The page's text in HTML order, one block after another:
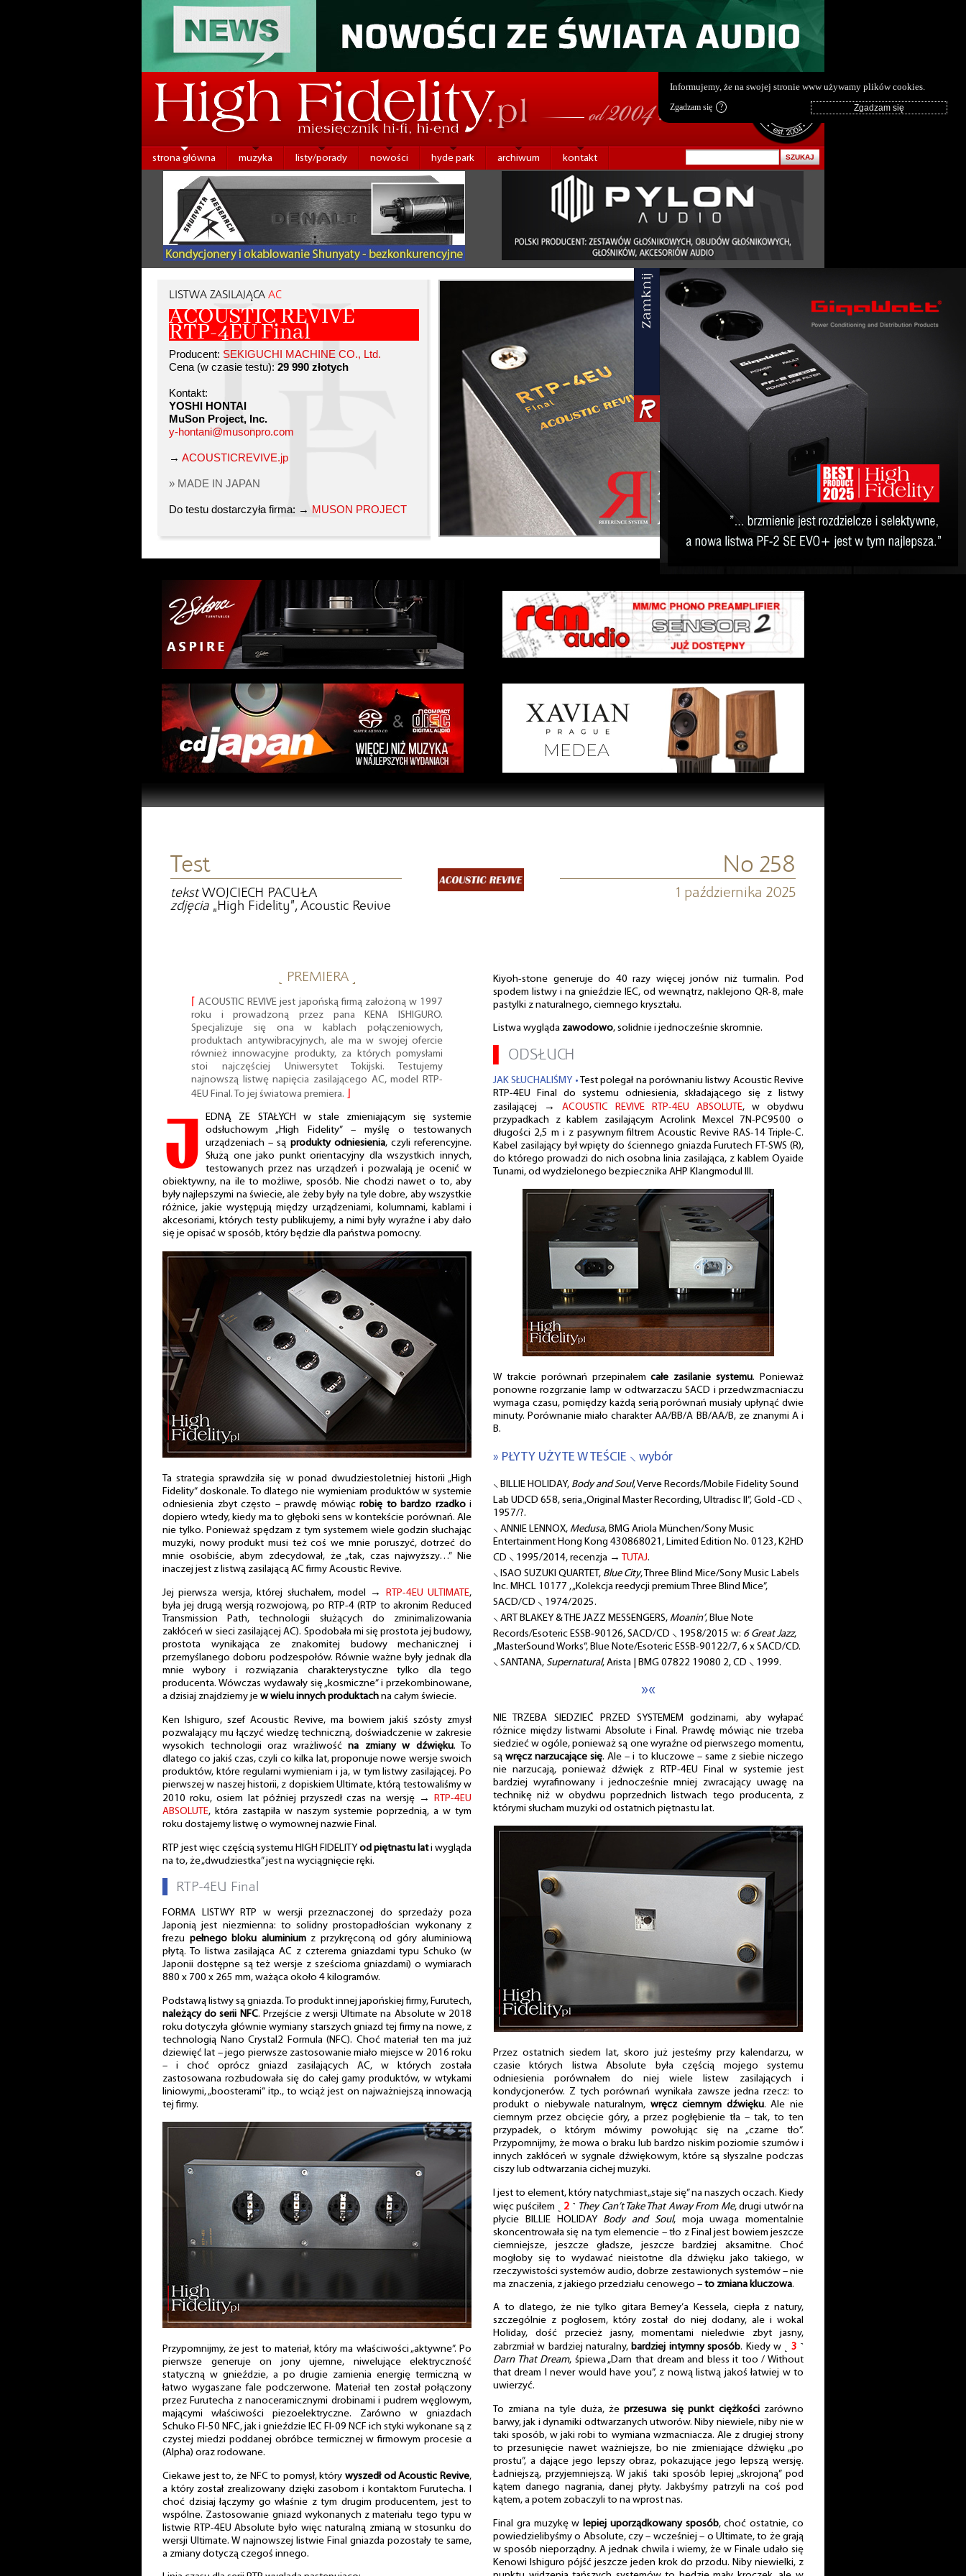
strona główna muzyka listy/porady nowości hyde park archiwum kontakt
LISTWA ZASILAJĄCA AC
ACOUSTIC REVIVE
RTP-4EU Final
Producent: SEKIGUCHI MACHINE CO., Ltd.
Cena (w czasie testu): 29 990 złotych
Kontakt:
YOSHI HONTAI
MuSon Project, Inc.
y-hontani@musonpro.com
→ ACOUSTICREVIVE.jp
» MADE IN JAPAN
Do testu dostarczyła firma: → MUSON PROJECT
Test
tekstWOJCIECH PACUŁA
zdjęcia „High Fidelity”, Acoustic Revive
No 258
1 października 2025
˻ PREMIERA ˼
⌈ACOUSTIC REVIVE jest japońską firmą założoną w 1997
roku i prowadzoną przez pana KENA ISHIGURO.
Specjalizuje się ona w kablach połączeniowych,
produktach antywibracyjnych, ale ma w swojej ofercie
również innowacyjne produkty, za których pomysłami
stoi najczęściej Uniwersytet Tokijski. Testujemy
najnowszą listwę napięcia zasilającego AC, model RTP-
4EU Final. To jej światowa premiera.
J
EDNĄ ZE STAŁYCH w stale zmieniającym się systemie
odsłuchowym „High Fidelity” – myślę o testowanych
urządzeniach – są produkty odniesienia, czyli referencyjne.
Służą one jako punkt orientacyjny dla wszystkich innych,
testowanych przez nas urządzeń i pozwalają je ocenić w
obiektywny, na ile to możliwe, sposób. Nie chodzi nawet o to, aby
były najlepszymi na świecie, ale żeby były na tyle dobre, aby wszystkie
różnice, jakie występują między urządzeniami, kolumnami, kablami i
akcesoriami, których testy publikujemy, a nimi były wyraźne i aby dało
się je opisać w sposób, który będzie dla państwa pomocny.
Ta strategia sprawdziła się w ponad dwudziestoletniej historii „High
Fidelity” doskonale. To dlatego nie wymieniam produktów w systemie
odniesienia zbyt często – prawdę mówiąc robię to bardzo rzadkoi
dopiero wtedy, kiedy ma to głęboki sens w kontekście porównań. Ale
nie tylko. Ponieważ spędzam z tym systemem wiele godzin słuchając
muzyki, nowy produkt musi też coś we mnie poruszyć, dotrzeć do
mnie osobiście, abym zdecydował, że „tak, czas najwyższy…” Nie
inaczej jest z listwą zasilającą AC firmy Acoustic Revive.
Jej pierwsza wersja, której słuchałem, model → RTP-4EU ULTIMATE,
była jej drugą wersją rozwojową, po RTP-4 (RTP to akronim Reduced
Transmission Path, technologii służących do zminimalizowania
zakłóceń w sieci zasilającej AC). Spodobała mi się prostota jej budowy,
prostota wynikająca ze znakomitej budowy mechanicznej i
przemyślanego doboru podzespołów. Równie ważne były jednak dla
mnie wybory i rozwiązania charakterystyczne tylko dla tego
producenta. Wówczas wydawały się „kosmiczne” i przekombinowane,
a dzisiaj znajdziemy je w wielu innych produktach na całym świecie.
Ken Ishiguro, szef Acoustic Revive, ma bowiem jakiś szósty zmysł
pozwalający mu łączyć wiedzę techniczną, doświadczenie w zakresie
wysokich technologii oraz wrażliwość na zmiany w dźwięku. To
dlatego co jakiś czas, czyli co kilka lat, proponuje nowe wersje swoich
produktów, które regularni wymieniam i ja, w tym listwy zasilającej. Po
pierwszej w naszej historii, z dopiskiem Ultimate, którą testowaliśmy w
2010 roku, osiem lat później przyszedł czas na wersję →
RTP-4EU
ABSOLUTE, która zastąpiła w naszym systemie poprzednią, a w tym
roku dostajemy listwę o wymownej nazwie Final.
RTP jest więc częścią systemu HIGH FIDELITYod piętnastu lati wygląda
na to, że „dwudziestka” jest na wyciągnięcie ręki.
RTP-4EU Final
FORMA LISTWY RTP w wersji przeznaczonej do sprzedaży poza
Japonią jest niezmienna: to solidny prostopadłościan wykonany z
frezu pełnego bloku aluminiumz przykręconą od góry aluminiową
płytą. To listwa zasilająca AC z czterema gniazdami typu Schuko (w
Japonii dostępne są też wersje z sześcioma gniazdami) o wymiarach
880 x 700 x 265 mm, ważąca około 4 kilogramów.
Podstawą listwy są gniazda. To produkt innej japońskiej firmy, Furutech,
należący do serii NFC. Przejście z wersji Ultimate na Absolute w 2018
roku dotyczyła głównie wymiany starszych gniazd tej firmy na nowe, z
technologią Nano Crystal2 Formula (NFC). Choć materiał ten ma już
dziewięć lat – jego pierwsze zastosowanie miało miejsce w 2016 roku
– i choć oprócz gniazd zasilających AC, w których została
zastosowana rozbudowała się do całej gamy produktów, w wtykami
liniowymi, „boosterami” itp., to wciąż jest on najważniejszą innowacją
tej firmy.
Przypomnijmy, że jest to materiał, który ma właściwości „aktywne”. Po
pierwsze generuje on jony ujemne, niwelujące elektryczność
statyczną w gnieździe, a po drugie zamienia energię termiczną w
łatwo wygaszane fale podczerwone. Materiał ten został połączony
przez Furutecha z nanoceramicznymi drobinami i pudrem węglowym,
mającymi właściwości piezoelektryczne. Zarówno w gniazdach
Schuko FI-50 NFC, jak i gnieździe IEC FI-09 NCF ich styki wykonane są z
czystej miedzi poddanej obróbce termicznej w firmowym procesie α
(Alpha) oraz rodowane.
Ciekawe jest to, że NFC to pomysł, którywyszedł od Acoustic Revive,
a który został zrealizowany dzięki zasobom i kontaktom Furutecha. I
choć dzisiaj łączymy go właśnie z tym drugim producentem, jest to
wspólne. Zastosowanie gniazd wykonanych z materiału tego typu w
listwie RTP-4EU Absolute było więc naturalną zmianą w stosunku do
wersji Ultimate. W najnowszej listwie Final gniazda pozostały te same,
a zmiany dotyczą czegoś innego.
Kiyoh-stone generuje do 40 razy więcej jonów niż turmalin. Pod
spodem listwy i na gnieździe IEC, od wewnątrz, naklejono QR-8, małe
pastylki z naturalnego, ciemnego kryształu.
Listwa wygląda zawodowo, solidnie i jednocześnie skromnie.
ODSŁUCH
JAK SŁUCHALIŚMY • Test polegał na porównaniu listwy Acoustic Revive
RTP-4EU Final do systemu odniesienia, składającego się z listwy
zasilającej → ACOUSTIC REVIVE RTP-4EU ABSOLUTE, w obydwu
przypadkach z kablem zasilającym Acrolink Mexcel 7N-PC9500 o
długości 2,5 m i z pasywnym filtrem Acoustic Revive RAS-14 Triple-C.
Kabel zasilający był wpięty do ściennego gniazda Furutech FT-SWS (R),
do którego prowadzi do nich osobna linia zasilająca, z kablem Oyaide
Tunami, od wydzielonego bezpiecznika AHP Klangmodul III.
W trakcie porównań przepinałemcałe zasilanie systemu. Ponieważ
ponowne rozgrzanie lamp w odtwarzaczu SACD i przedwzmacniaczu
wymaga czasu, pomiędzy każdą serią porównań musiały upłynąć dwie
minuty. Porównanie miało charakter AA/BB/A BB/AA/B, ze znanymi A i
B.
» PŁYTY UŻYTE W TEŚCIE ⸜ wybór
⸜ BILLIE HOLIDAY, Body and Soul, Verve Records/Mobile Fidelity Sound
Lab UDCD 658, seria „Original Master Recording, Ultradisc II”, Gold -CD ⸜
1957/?.
⸜ ANNIE LENNOX, Medusa, BMG Ariola München/Sony Music
Entertainment Hong Kong 430868021, Limited Edition No. 0123, K2HD
CD ⸜ 1995/2014, recenzja → TUTAJ.
⸜ ISAO SUZUKI QUARTET, Blue City, Three Blind Mice/Sony Music Labels
Inc. MHCL 10177 , „Kolekcja reedycji premium Three Blind Mice”,
SACD/CD ⸜ 1974/2025.
⸜ ART BLAKEY & THE JAZZ MESSENGERS, Moanin’, Blue Note
Records/Esoteric ESSB-90126, SACD/CD ⸜ 1958/2015 w: 6 Great Jazz,
„MasterSound Works”, Blue Note/Esoteric ESSB-90122/7, 6 x SACD/CD.
⸜ SANTANA, Supernatural, Arista | BMG ‎07822 19080 2, CD ⸜ 1999.
»«
NIE TRZEBA SIEDZIEĆ PRZED SYSTEMEM godzinami, aby wyłapać
różnice między listwami Absolute i Final. Prawdę mówiąc nie trzeba
siedzieć w ogóle, ponieważ są one wyraźne od pierwszego momentu,
sąwręcz narzucające się. Ale – i to kluczowe – same z siebie niczego
nie narzucają, ponieważ dźwięk z RTP-4EU Final w systemie jest
bardziej wyrafinowany i jednocześnie mniej zwracający uwagę na
technikę niż w obydwu poprzednich listwach tego producenta, z
którymi słucham muzyki od ostatnich piętnastu lat.
Przez ostatnich siedem lat, skoro już jesteśmy przy kalendarzu, w
czasie których listwa Absolute była częścią mojego systemu
odniesienia porównałem do niej wiele listew zasilających i
kondycjonerów. Z tych porównań wynikała zawsze jedna rzecz: to
produkt o niebywale naturalnym, wręcz ciemnym dźwięku. Ale nie
ciemnym przez obcięcie góry, a przez pogłębienie tła – tak, to ten
przypadek, o którym mówimy powołując się na „czarne tło”.
Przypomnijmy, że mowa o braku lub bardzo niskim poziomie szumów i
innych zakłóceń w sygnale dźwiękowym, które są słyszalne podczas
ciszy lub odtwarzania cichej muzyki.
I jest to element, który natychmiast „staje się” na naszych oczach. Kiedy
więc puściłem ˻ 2 ˺ They Can’t Take That Away From Me, drugi utwór na
płycie BILLIE HOLIDAY Body and Soul, moja uwaga momentalnie
skoncentrowała się na tym elemencie – tło z Final jest bowiem jeszcze
ciemniejsze, jeszcze gładsze, jeszcze bardziej aksamitne. Choć
mogłoby się to wydawać nieistotne dla dźwięku jako takiego, w
rzeczywistości systemów audio, dobrze zestawionych systemów – nie
ma znaczenia, z jakiego przedziału cenowego – to zmiana kluczowa.
A to dlatego, że nie tylko gitara Berney’a Kessela, ciepła z natury,
szczególnie z pogłosem, który został do niej dodany, ale i wokal
Holiday, dość przecież jasny, momentami nieledwie zbyt jasny,
zabrzmiał w bardziej naturalny,bardziej intymny sposób. Kiedy w ˻ 3 ˺
Darn That Dream, śpiewa „Darn that dream and bless it too / Without
that dream I never would have you”, z nową listwą jakoś łatwiej w to
uwierzyć.
To zmiana na tyle duża, żeprzesuwa się punkt ciężkościzarówno
barwy, jak i dynamiki odtwarzanych utworów. Niby niewiele, niby nie w
taki sposób, w jaki robi to wymiana wzmacniacza. Ale z drugiej strony
to przesunięcie nawet ważniejsze, bo nie zmieniające dźwięku „po
prostu”, a dające jego lepszy obraz, pokazujące jego lepszą wersję.
Ładniejszą, przyjemniejszą. W jakiś taki sposób lepiej „skrojoną” pod
kątem danego nagrania, danej płyty. Jakbyśmy patrzyli na coś pod
kątem, a potem zobaczyli to na wprost nas.
Final gra muzykę w lepiej uporządkowany sposób, choć ostatnie, co
powiedzielibyśmy o Absolute, czy – wcześniej – o Ultimate, to że grają
w sposób nieporządny. A jednak chwila i wiemy, że w Finale udało się
Kenowi Ishiguro pójść jeszcze jeden krok do przodu. Niby niewielki, z
Informujemy, że na swojej stronie www używamy plików cookies.
Zgadzam się ?